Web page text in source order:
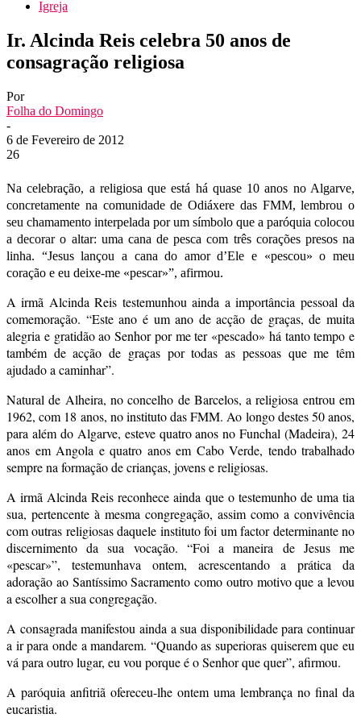
Igreja
Ir. Alcinda Reis celebra 50 anos de
consagração religiosa
Por
Folha do Domingo
-
6 de Fevereiro de 2012
26
Na celebração, a religiosa que está há quase 10 anos no Algarve,
concretamente na comunidade de Odiáxere das FMM, lembrou o
seu chamamento interpelada por um símbolo que a paróquia colocou
a decorar o altar: uma cana de pesca com três corações presos na
linha. “Jesus lançou a cana do amor d’Ele e «pescou» o meu
coração e eu deixe-me «pescar»”, afirmou.
A irmã Alcinda Reis testemunhou ainda a importância pessoal da
comemoração. “Este ano é um ano de acção de graças, de muita
alegria e gratidão ao Senhor por me ter «pescado» há tanto tempo e
também de acção de graças por todas as pessoas que me têm
ajudado a caminhar”.
Natural de Alheira, no concelho de Barcelos, a religiosa entrou em
1962, com 18 anos, no instituto das FMM. Ao longo destes 50 anos,
para além do Algarve, esteve quatro anos no Funchal (Madeira), 24
anos em Angola e quatro anos em Cabo Verde, tendo trabalhado
sempre na formação de crianças, jovens e religiosas.
A irmã Alcinda Reis reconhece ainda que o testemunho de uma tia
sua, pertencente à mesma congregação, assim como a convivência
com outras religiosas daquele instituto foi um factor determinante no
discernimento da sua vocação. “Foi a maneira de Jesus me
«pescar»”, testemunhava ontem, acrescentando a prática da
adoração ao Santíssimo Sacramento como outro motivo que a levou
a escolher a sua congregação.
A consagrada manifestou ainda a sua disponibilidade para continuar
a ir para onde a mandarem. “Quando as superioras quiserem que eu
vá para outro lugar, eu vou porque é o Senhor que quer”, afirmou.
A paróquia anfitriã ofereceu-lhe ontem uma lembrança no final da
eucaristia.